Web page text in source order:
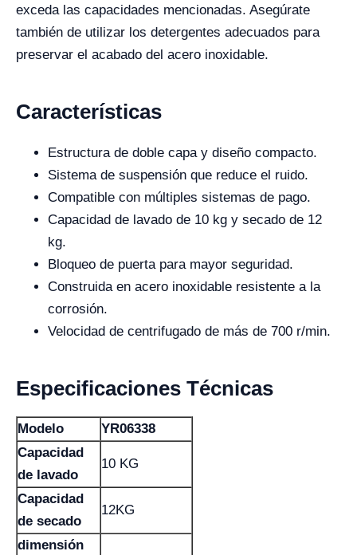
exceda las capacidades mencionadas. Asegúrate
también de utilizar los detergentes adecuados para
preservar el acabado del acero inoxidable.
Características
Estructura de doble capa y diseño compacto.
Sistema de suspensión que reduce el ruido.
Compatible con múltiples sistemas de pago.
Capacidad de lavado de 10 kg y secado de 12
kg.
Bloqueo de puerta para mayor seguridad.
Construida en acero inoxidable resistente a la
corrosión.
Velocidad de centrifugado de más de 700 r/min.
Especificaciones Técnicas
Modelo
YR06338
Capacidad
de lavado
10 KG
Capacidad
de secado
12KG
dimensión